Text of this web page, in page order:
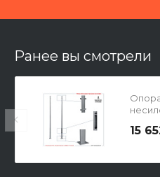
Ранее вы смотрели
15